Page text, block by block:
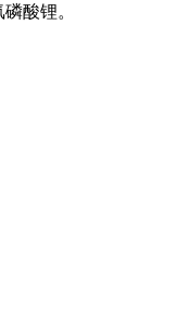
酸锂。